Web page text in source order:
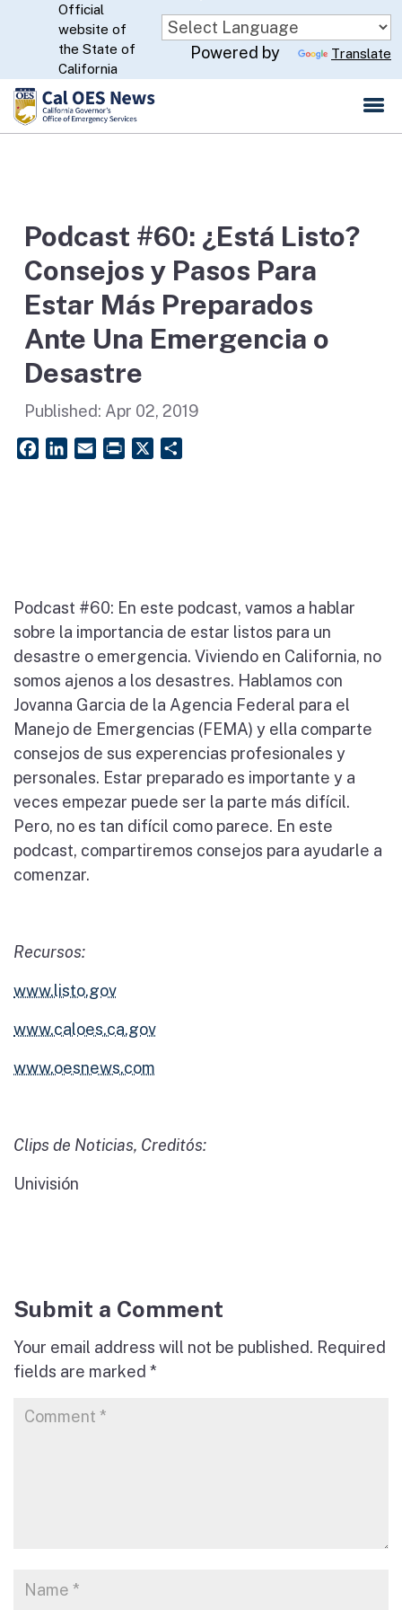
Skip
to
Main
Content
CA.gov
Official
website of
the State of
California
Powered by Translate
Podcast #60: ¿Está Listo?
Consejos y Pasos Para
Estar Más Preparados
Ante Una Emergencia o
Desastre
Published: Apr 02, 2019
FacebookLinkedIn
Email PrintFriendly
Podcast #60: En este podcast, vamos a hablar
sobre la importancia de estar listos para un
desastre o emergencia. Viviendo en California, no
somos ajenos a los desastres. Hablamos con
Jovanna Garcia de la Agencia Federal para el
Manejo de Emergencias (FEMA) y ella comparte
consejos de sus experencias profesionales y
personales. Estar preparado es importante y a
veces empezar puede ser la parte más difícil.
Pero, no es tan difícil como parece. En este
podcast, compartiremos consejos para ayudarle a
comenzar.
Recursos:
www.listo.gov
www.caloes.ca.gov
www.oesnews.com
Clips de Noticias, Creditós:
Univisión
Submit a Comment
Your email address will not be published. Required
fields are marked *